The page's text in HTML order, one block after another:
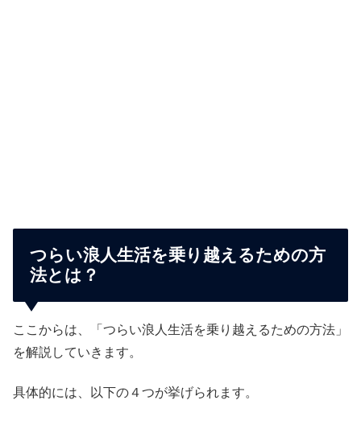
つらい浪人生活を乗り越えるための方
法とは？
ここからは、「つらい浪人生活を乗り越えるための方法」
を解説していきます。
具体的には、以下の４つが挙げられます。